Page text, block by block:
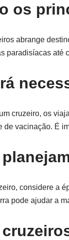
os
abrange
paradisíacas até
cruzeiro, os
de vacinação. É
considere a
pode ajudar a